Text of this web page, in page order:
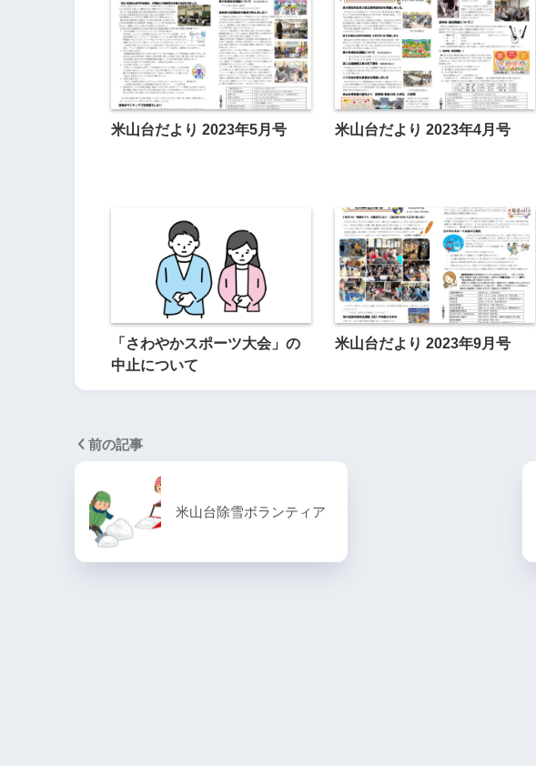
米山台だより 2023年5月号 米山台だより 2023年4月号
「さわやかスポーツ大会」の
中止について
米山台だより 2023年9月号
前の記事
米山台除雪ボランティア